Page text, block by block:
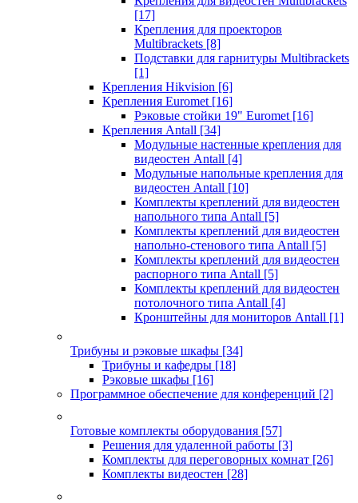
[17]
Крепления для проекторов
Multibrackets [8]
Подставки для гарнитуры Multibrackets
[1]
Крепления Hikvision [6]
Крепления Euromet [16]
Рэковые стойки 19" Euromet [16]
Крепления Antall [34]
Модульные настенные крепления для
видеостен Antall [4]
Модульные напольные крепления для
видеостен Antall [10]
Комплекты креплений для видеостен
напольного типа Antall [5]
Комплекты креплений для видеостен
напольно-стенового типа Antall [5]
Комплекты креплений для видеостен
распорного типа Antall [5]
Комплекты креплений для видеостен
потолочного типа Antall [4]
Кронштейны для мониторов Antall [1]
Трибуны и рэковые шкафы [34]
Трибуны и кафедры [18]
Рэковые шкафы [16]
Программное обеспечение для конференций [2]
Готовые комплекты оборудования [57]
Решения для удаленной работы [3]
Комплекты для переговорных комнат [26]
Комплекты видеостен [28]